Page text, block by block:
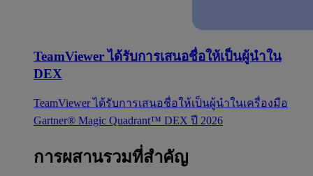
TeamViewer ได้รับการเสนอชื่อให้เป็นผู้นำใน
DEX
TeamViewer ได้รับการเสนอชื่อให้เป็นผู้นำในเครื่องมือ
Gartner® Magic Quadrant™ DEX ปี 2026
การผสานรวมที่สำคัญ